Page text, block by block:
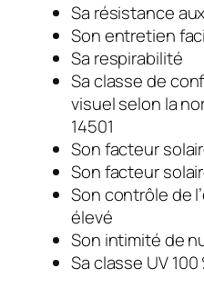
Sa résistance
Son entretien
Sa respirabilité
Sa classe de
visuel selon la
14501
Son facteur
Son facteur
Son contrôle de
élevé
Son intimité de
Sa classe UV 100